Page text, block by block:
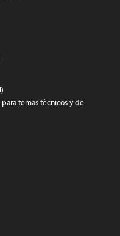
temas técnicos y de